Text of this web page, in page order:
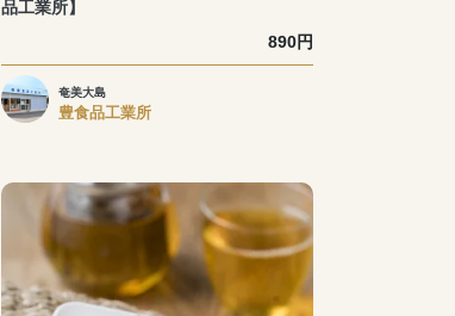
品工業所】
890円
奄美大島
豊食品工業所